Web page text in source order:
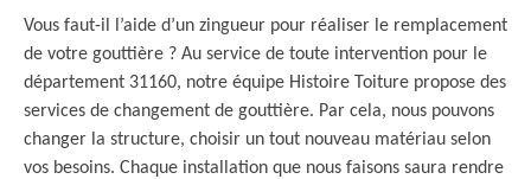
Vous faut-il l’aide d’un zingueur pour réaliser le remplacement
de votre gouttière ? Au service de toute intervention pour le
département 31160, notre équipe Histoire Toiture propose des
services de changement de gouttière. Par cela, nous pouvons
changer la structure, choisir un tout nouveau matériau selon
vos besoins. Chaque installation que nous faisons saura rendre